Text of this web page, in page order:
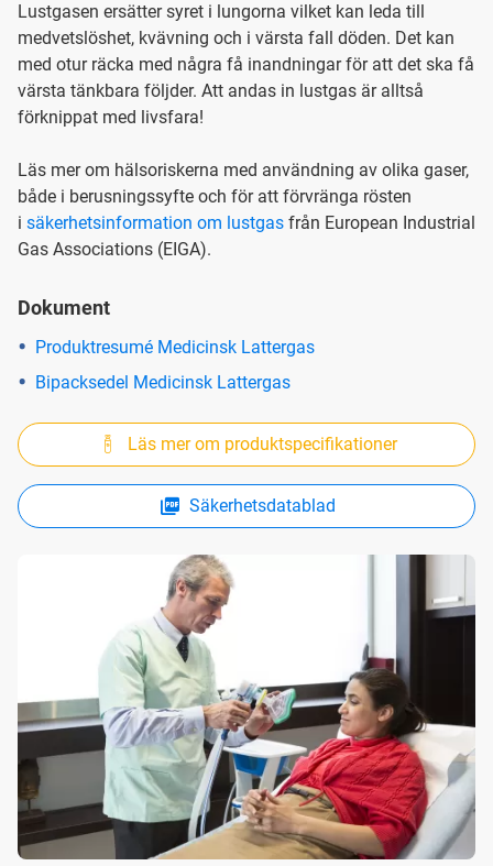
Lustgasen ersätter syret i lungorna vilket kan leda till
medvetslöshet, kvävning och i värsta fall döden. Det kan
med otur räcka med några få inandningar för att det ska få
värsta tänkbara följder. Att andas in lustgas är alltså
förknippat med livsfara!
Läs mer om hälsoriskerna med användning av olika gaser,
både i berusningssyfte och för att förvränga rösten
i säkerhetsinformation om lustgas från European Industrial
Gas Associations (EIGA).
Dokument
Produktresumé Medicinsk Lattergas
Bipacksedel Medicinsk Lattergas
Läs mer om produktspecifikationer
Säkerhetsdatablad